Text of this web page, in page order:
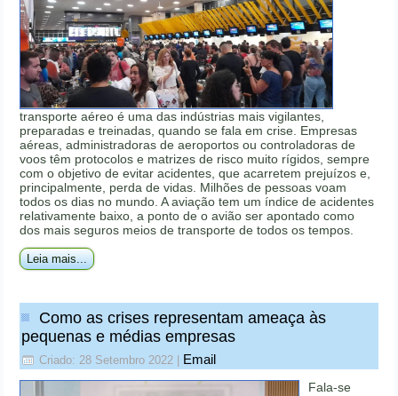
transporte aéreo é uma das indústrias mais vigilantes,
preparadas e treinadas, quando se fala em crise. Empresas
aéreas, administradoras de aeroportos ou controladoras de
voos têm protocolos e matrizes de risco muito rígidos, sempre
com o objetivo de evitar acidentes, que acarretem prejuízos e,
principalmente, perda de vidas. Milhões de pessoas voam
todos os dias no mundo. A aviação tem um índice de acidentes
relativamente baixo, a ponto de o avião ser apontado como
dos mais seguros meios de transporte de todos os tempos.
Leia mais...
Como as crises representam ameaça às
pequenas e médias empresas
Criado: 28 Setembro 2022 Email
Fala-se